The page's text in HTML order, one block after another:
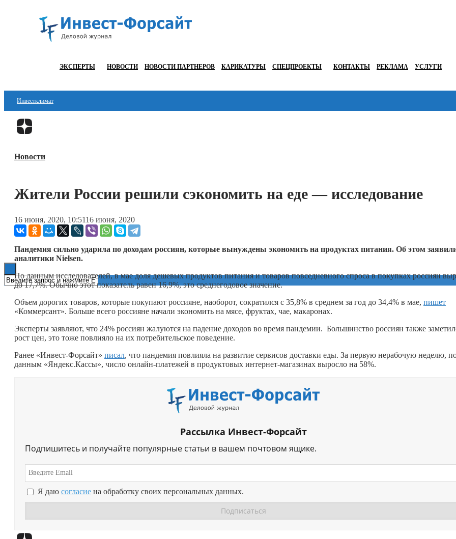
ЭКСПЕРТЫ НОВОСТИ НОВОСТИ ПАРТНЕРОВ КАРИКАТУРЫ СПЕЦПРОЕКТЫ КОНТАКТЫ РЕКЛАМА УСЛУГИ
Инвестклимат
Финансы
Блокчейн
ESG
Новости
Жители России решили сэкономить на еде — исследование
16 июня, 2020, 10:5116 июня, 2020
Пандемия сильно ударила по доходам россиян, которые вынуждены экономить на продуктах питания. Об этом
аналитики Nielsen.
По данным исследователей, в мае доля дешевых продуктов питания и товаров повседневного спроса в покупках россиян
до 17,7%. Обычно этот показатель равен 16,9%, это среднегодовое значение.
Объем дорогих товаров, которые покупают россияне, наоборот, сократился с 35,8% в среднем за год до 34,4% в мае, пишет
«Коммерсант». Больше всего россияне начали экономить на мясе, фруктах, чае, макаронах.
Эксперты заявляют, что 24% россиян жалуются на падение доходов во время пандемии. Большинство россиян также
рост цен, это тоже повлияло на их потребительское поведение.
Ранее «Инвест-Форсайт» писал, что пандемия повлияла на развитие сервисов доставки еды. За первую нерабочую неделю,
данным «Яндекс.Кассы», число онлайн-платежей в продуктовых интернет-магазинах выросло на 58%.
Рассылка Инвест-Форсайт
Подпишитесь и получайте популярные статьи в вашем почтовом ящике.
Я даю согласие на обработку своих персональных данных.